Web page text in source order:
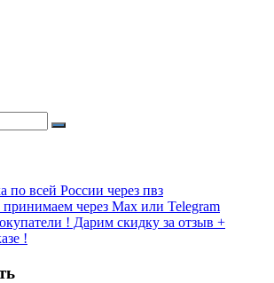
по всей России через пвз
принимаем через Max или Telegram
! Дарим скидку за отзыв +
!